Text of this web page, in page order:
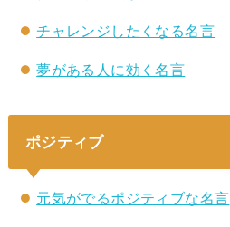
チャレンジしたくなる名言
夢がある人に効く名言
ポジティブ
元気がでるポジティブな名言